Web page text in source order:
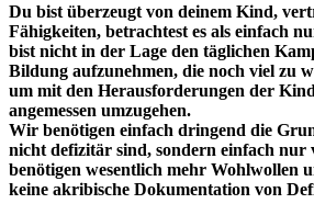
Du bist überzeugt von deinem Kind,
Fähigkeiten, betrachtest es als einfach
bist nicht in der Lage den täglichen
Bildung aufzunehmen, die noch viel zu
um mit den Herausforderungen der
angemessen umzugehen.
Wir benötigen einfach dringend die
nicht defizitär sind, sondern einfach nur
benötigen wesentlich mehr Wohlwollen
keine akribische Dokumentation von